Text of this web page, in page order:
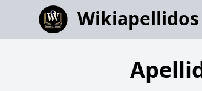
Wikiapellidos